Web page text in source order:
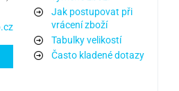
Jak postupovat při
vrácení zboží
Tabulky velikostí
Často kladené dotazy